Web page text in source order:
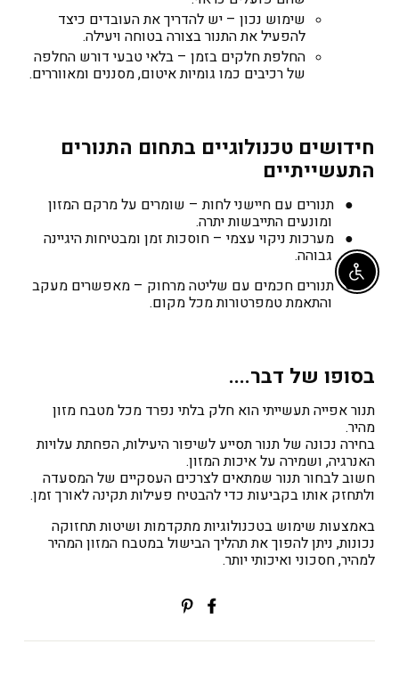
שימוש נכון – יש להדריך את העובדים כיצד
להפעיל את התנור בצורה בטוחה ויעילה.
החלפת חלקים בזמן – בלאי טבעי דורש החלפה
של רכיבים כמו גומיות איטום, מסננים ומאווררים.
חידושים טכנולוגיים בתחום התנורים
התעשייתיים
● תנורים עם חיישני לחות– שומרים על מרקם המזון
ומונעים התייבשות יתרה.
● מערכות ניקוי עצמי – חוסכות זמן ומבטיחות היגיינה
גבוהה.
● תנורים חכמים עם שליטה מרחוק – מאפשרים מעקב
והתאמת טמפרטורות מכל מקום.
בסופו של דבר....
תנור אפייה תעשייתי הוא חלק בלתי נפרד מכל מטבח מזון
מהיר.
בחירה נכונה של תנור תסייע לשיפור היעילות, הפחתת עלויות
האנרגיה, ושמירה על איכות המזון.
חשוב לבחור תנור שמתאים לצרכים העסקיים של המסעדה
ולתחזק אותו בקביעות כדי להבטיח פעילות תקינה לאורך זמן.
באמצעות שימוש בטכנולוגיות מתקדמות ושיטות תחזוקה
נכונות, ניתן להפוך את תהליך הבישול במטבח המזון המהיר
למהיר, חסכוני ואיכותי יותר.
שתפי
Enable accessibility